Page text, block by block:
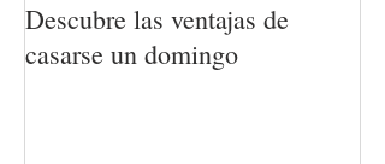
Descubre las ventajas de
casarse un domingo